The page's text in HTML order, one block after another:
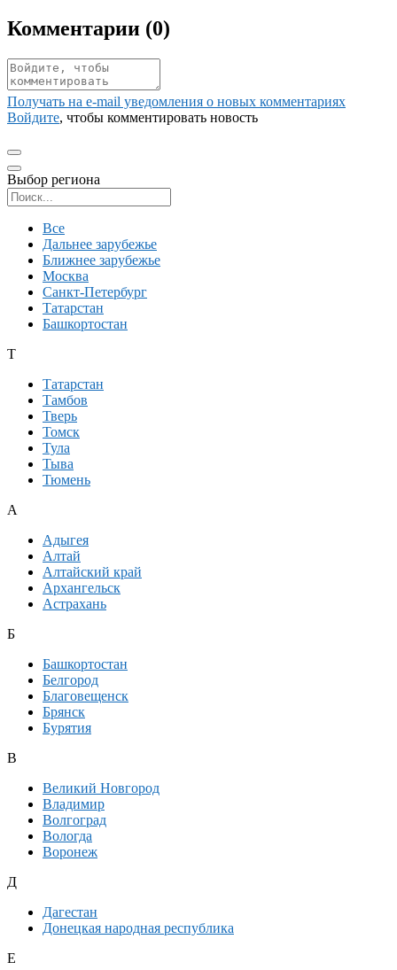
Комментарии (0)
Получать на e‑mail уведомления о новых комментариях
Войдите, чтобы комментировать новость
Выбор региона
Все
Дальнее зарубежье
Ближнее зарубежье
Москва
Санкт-Петербург
Татарстан
Башкортостан
Т
Татарстан
Тамбов
Тверь
Томск
Тула
Тыва
Тюмень
А
Адыгея
Алтай
Алтайский край
Архангельск
Астрахань
Б
Башкортостан
Белгород
Благовещенск
Брянск
Бурятия
В
Великий Новгород
Владимир
Волгоград
Вологда
Воронеж
Д
Дагестан
Донецкая народная республика
Е